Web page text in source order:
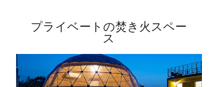
プライベートの焚き火スペー
ス